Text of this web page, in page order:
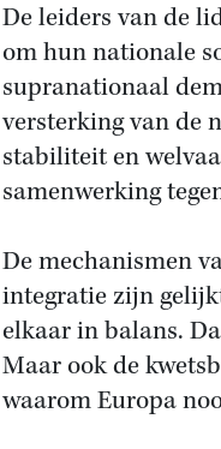
De leiders van de
om hun nationale
supranationaal
versterking van de
stabiliteit en
samenwerking
De mechanismen
integratie zijn
elkaar in balans.
Maar ook de
waarom Europa